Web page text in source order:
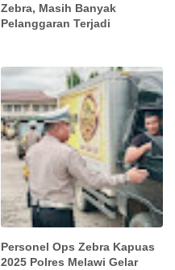
Zebra, Masih Banyak
Pelanggaran Terjadi
Personel Ops Zebra Kapuas
2025 Polres Melawi Gelar